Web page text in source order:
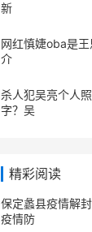
新
网红慎婕oba是
介
杀人犯吴亮个人
字？吴
精彩阅读
保定蠡县疫情解
疫情防